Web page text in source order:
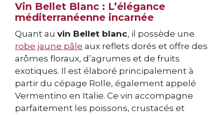
Vin Bellet Blanc : L’élégance
méditerranéenne incarnée
Quant au vin Bellet blanc, il possède une
robe jaune pâle aux reflets dorés et offre des
arômes floraux, d’agrumes et de fruits
exotiques. Il est élaboré principalement à
partir du cépage Rolle, également appelé
Vermentino en Italie. Ce vin accompagne
parfaitement les poissons, crustacés et